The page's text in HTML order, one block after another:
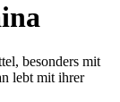
besonders mit
lebt mit ihrer